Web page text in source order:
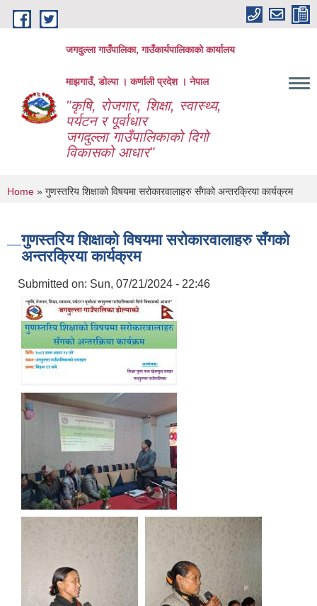
Skip to main content
जगदुल्ला गाउँपालिका, गाउँकार्यपालिकाको कार्यालय
माझगाउँ, डोल्पा । कर्णाली प्रदेश । नेपाल
"कृषि, रोजगार, शिक्षा, स्वास्थ्य,
पर्यटन र पूर्वाधार
जगदुल्ला गाउँपालिकाको दिगो
विकासको आधार"
You are here
Home » गुणस्तरिय शिक्षाको विषयमा सरोकारवालाहरु सँगको अन्तरक्रिया कार्यक्रम
गुणस्तरिय शिक्षाको विषयमा सरोकारवालाहरु सँगको
अन्तरक्रिया कार्यक्रम
Submitted on: Sun, 07/21/2024 - 22:46